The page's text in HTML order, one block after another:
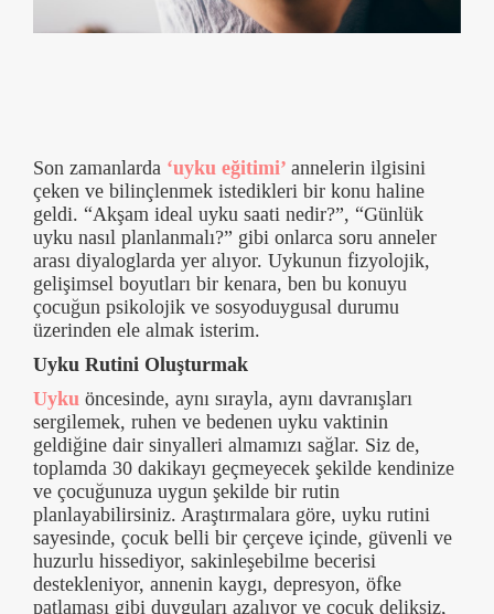
Son zamanlarda ‘uyku eğitimi’ annelerin ilgisini
çeken ve bilinçlenmek istedikleri bir konu haline
geldi. “Akşam ideal uyku saati nedir?”, “Günlük
uyku nasıl planlanmalı?” gibi onlarca soru anneler
arası diyaloglarda yer alıyor. Uykunun fizyolojik,
gelişimsel boyutları bir kenara, ben bu konuyu
çocuğun psikolojik ve sosyoduygusal durumu
üzerinden ele almak isterim.
Uyku Rutini Oluşturmak
Uyku öncesinde, aynı sırayla, aynı davranışları
sergilemek, ruhen ve bedenen uyku vaktinin
geldiğine dair sinyalleri almamızı sağlar. Siz de,
toplamda 30 dakikayı geçmeyecek şekilde kendinize
ve çocuğunuza uygun şekilde bir rutin
planlayabilirsiniz. Araştırmalara göre, uyku rutini
sayesinde, çocuk belli bir çerçeve içinde, güvenli ve
huzurlu hissediyor, sakinleşebilme becerisi
destekleniyor, annenin kaygı, depresyon, öfke
patlaması gibi duyguları azalıyor ve çocuk deliksiz,